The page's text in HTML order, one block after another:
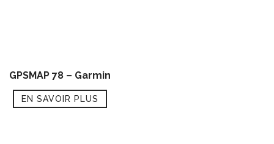
GPSMAP 78 – Garmin
EN SAVOIR PLUS